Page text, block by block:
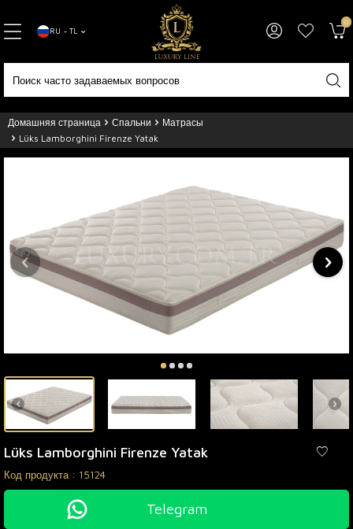
RU − TL
0
Домашняя страница Спальни
Матрасы
Lüks Lamborghini Firenze Yatak
Lüks Lamborghini Firenze Yatak
Код продукта : 15124
Telegram